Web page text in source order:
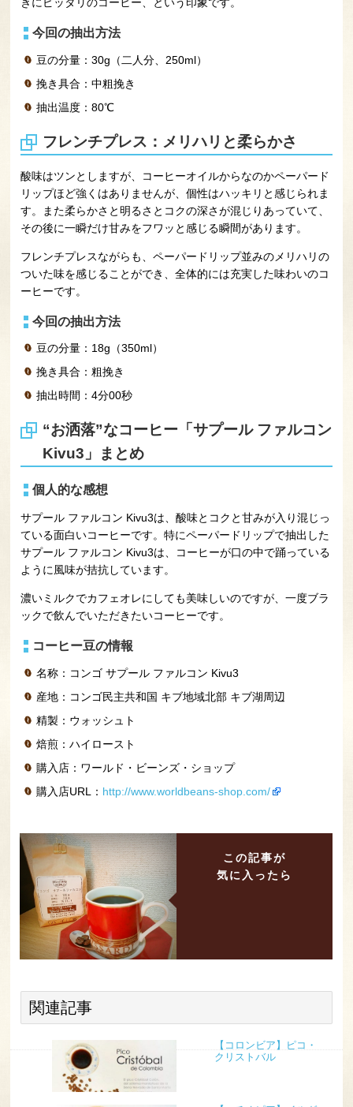
きにピッタリのコーヒー、という印象です。
今回の抽出方法
豆の分量：30g（二人分、250ml）
挽き具合：中粗挽き
抽出温度：80℃
フレンチプレス：メリハリと柔らかさ
酸味はツンとしますが、コーヒーオイルからなのかペーパード
リップほど強くはありませんが、個性はハッキリと感じられま
す。また柔らかさと明るさとコクの深さが混じりあっていて、
その後に一瞬だけ甘みをフワッと感じる瞬間があります。
フレンチプレスながらも、ペーパードリップ並みのメリハリの
ついた味を感じることができ、全体的には充実した味わいのコ
ーヒーです。
今回の抽出方法
豆の分量：18g（350ml）
挽き具合：粗挽き
抽出時間：4分00秒
“お洒落”なコーヒー「サプール ファルコン
Kivu3」まとめ
個人的な感想
サプール ファルコン Kivu3は、酸味とコクと甘みが入り混じっ
ている面白いコーヒーです。特にペーパードリップで抽出した
サプール ファルコン Kivu3は、コーヒーが口の中で踊っている
ように風味が拮抗しています。
濃いミルクでカフェオレにしても美味しいのですが、一度ブラ
ックで飲んでいただきたいコーヒーです。
コーヒー豆の情報
名称：コンゴ サプール ファルコン Kivu3
産地：コンゴ民主共和国 キブ地域北部 キブ湖周辺
精製：ウォッシュト
焙煎：ハイロースト
購入店：ワールド・ビーンズ・ショップ
購入店URL： http://www.worldbeans-shop.com/
この記事が
気に入ったら
関連記事
【コロンビア】ピコ・
クリストバル